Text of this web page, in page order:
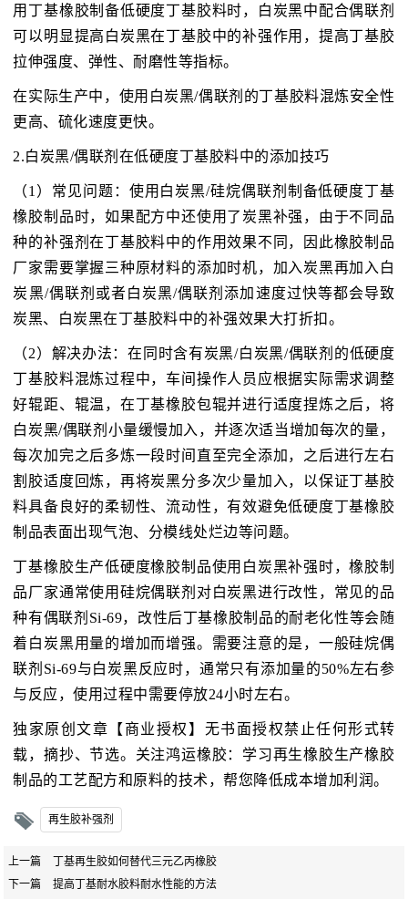
用丁基橡胶制备低硬度丁基胶料时，白炭黑中配合偶联剂
可以明显提高白炭黑在丁基胶中的补强作用，提高丁基胶
拉伸强度、弹性、耐磨性等指标。
在实际生产中，使用白炭黑/偶联剂的丁基胶料混炼安全性
更高、硫化速度更快。
2.白炭黑/偶联剂在低硬度丁基胶料中的添加技巧
（1）常见问题：使用白炭黑/硅烷偶联剂制备低硬度丁基
橡胶制品时，如果配方中还使用了炭黑补强，由于不同品
种的补强剂在丁基胶料中的作用效果不同，因此橡胶制品
厂家需要掌握三种原材料的添加时机，加入炭黑再加入白
炭黑/偶联剂或者白炭黑/偶联剂添加速度过快等都会导致
炭黑、白炭黑在丁基胶料中的补强效果大打折扣。
（2）解决办法：在同时含有炭黑/白炭黑/偶联剂的低硬度
丁基胶料混炼过程中，车间操作人员应根据实际需求调整
好辊距、辊温，在丁基橡胶包辊并进行适度捏炼之后，将
白炭黑/偶联剂小量缓慢加入，并逐次适当增加每次的量，
每次加完之后多炼一段时间直至完全添加，之后进行左右
割胶适度回炼，再将炭黑分多次少量加入，以保证丁基胶
料具备良好的柔韧性、流动性，有效避免低硬度丁基橡胶
制品表面出现气泡、分模线处烂边等问题。
丁基橡胶生产低硬度橡胶制品使用白炭黑补强时，橡胶制
品厂家通常使用硅烷偶联剂对白炭黑进行改性，常见的品
种有偶联剂Si-69，改性后丁基橡胶制品的耐老化性等会随
着白炭黑用量的增加而增强。需要注意的是，一般硅烷偶
联剂Si-69与白炭黑反应时，通常只有添加量的50%左右参
与反应，使用过程中需要停放24小时左右。
独家原创文章【商业授权】无书面授权禁止任何形式转
载，摘抄、节选。关注鸿运橡胶：学习再生橡胶生产橡胶
制品的工艺配方和原料的技术，帮您降低成本增加利润。
再生胶补强剂
上一篇
丁基再生胶如何替代三元乙丙橡胶
下一篇
提高丁基耐水胶料耐水性能的方法